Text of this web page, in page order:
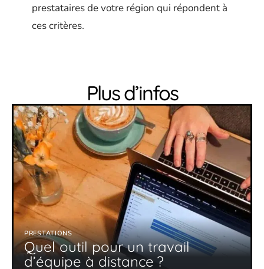
prestataires de votre région qui répondent à
ces critères.
Plus d’infos
PRESTATIONS
Quel outil pour un travail
d’équipe à distance ?